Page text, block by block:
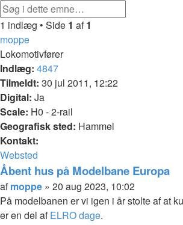
1 indlæg • Side 1 af1
moppe
Lokomotivfører
Indlæg: 4847
Tilmeldt: 30 jul 2011, 12:22
Digital: Ja
Scale: H0 - 2-rail
Geografisk sted: Hammel
Kontakt:
Kontakt
moppe
Websted
Åbent hus på Modelbane Europa
Citer
Indlæg
afmoppe » 20 aug 2023, 10:02
På modelbanen er vi igen i år stolte af at
er en del afELRO dage.